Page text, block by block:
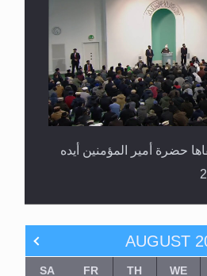
حضرة أمير المؤمنين أيده
AUGUST
WE
TH
FR
SA